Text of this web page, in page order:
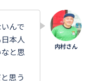
んで
本人
と思
思う